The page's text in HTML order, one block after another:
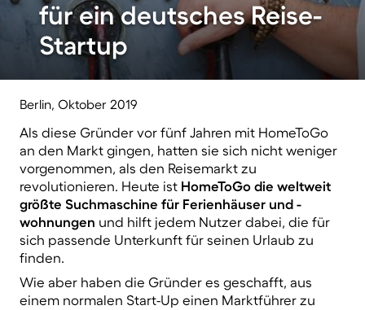
für ein deutsches Reise-
Startup
Berlin, Oktober 2019
Als diese Gründer vor fünf Jahren mit HomeToGo
an den Markt gingen, hatten sie sich nicht weniger
vorgenommen, als den Reisemarkt zu
revolutionieren. Heute ist HomeToGo die weltweit
größte Suchmaschine für Ferienhäuser und -
wohnungen und hilft jedem Nutzer dabei, die für
sich passende Unterkunft für seinen Urlaub zu
finden.
Wie aber haben die Gründer es geschafft, aus
einem normalen Start-Up einen Marktführer zu